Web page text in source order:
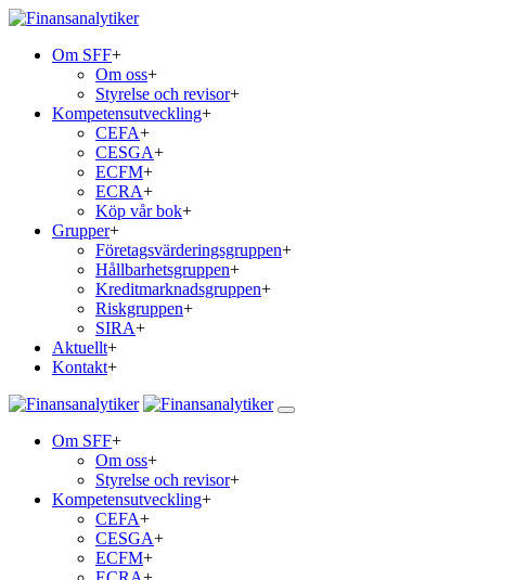
Om SFF+
Om oss+
Styrelse och revisor+
Kompetensutveckling+
CEFA+
CESGA+
ECFM+
ECRA+
Köp vår bok+
Grupper+
Företagsvärderingsgruppen+
Hållbarhetsgruppen+
Kreditmarknadsgruppen+
Riskgruppen+
SIRA+
Aktuellt+
Kontakt+
Om SFF+
Om oss+
Styrelse och revisor+
Kompetensutveckling+
CEFA+
CESGA+
ECFM+